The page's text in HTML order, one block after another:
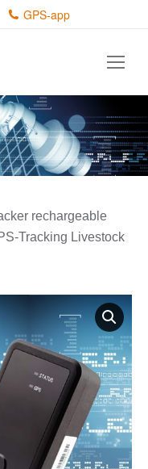
GPS-app
rechargeable
Tracking Livestock